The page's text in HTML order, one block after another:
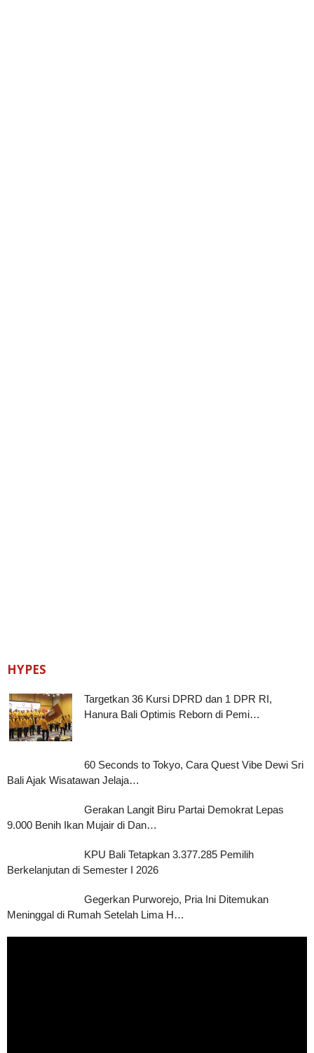
HYPES
Targetkan 36 Kursi DPRD dan 1 DPR RI,
Hanura Bali Optimis Reborn di Pemi…
60 Seconds to Tokyo, Cara Quest Vibe Dewi Sri
Bali Ajak Wisatawan Jelaja…
Gerakan Langit Biru Partai Demokrat Lepas
9.000 Benih Ikan Mujair di Dan…
KPU Bali Tetapkan 3.377.285 Pemilih
Berkelanjutan di Semester I 2026
Gegerkan Purworejo, Pria Ini Ditemukan
Meninggal di Rumah Setelah Lima H…